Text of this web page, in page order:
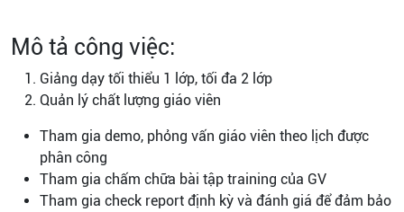
Mô tả công việc:
Giảng dạy tối thiểu 1 lớp, tối đa 2 lớp
Quản lý chất lượng giáo viên
Tham gia demo, phỏng vấn giáo viên theo lịch được
phân công
Tham gia chấm chữa bài tập training của GV
Tham gia check report định kỳ và đánh giá để đảm bảo